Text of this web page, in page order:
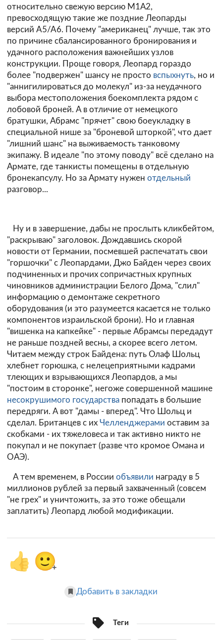
относительно свежую версию М1А2,
превосходящую такие же поздние Леопарды
версий A5/A6. Почему "американец" лучше, так это
по причине сбалансированного бронирования и
удачного расположения важнейших узлов
конструкции. Проще говоря, Леопард гораздо
более "подвержен" шансу не просто вспыхнуть, но и
"аннигилироваться до молекул" из-за неудачного
выбора местоположения боекомплекта рядом с
лобовой броней. А в отличие от немецкого
братушки, Абрамс "прячет" свою боеукладку в
специальной нише за "броневой шторкой", что дает
"лишний шанс" на выживаемость танковому
экипажу. В идеале "по этому поводу" всё сделано на
Армате, где танкисты помещены в отдельную
бронекапсулу. Но за Армату нужен отдельный
разговор...
Ну и в завершение, дабы не прослыть кликбейтом,
"раскрываю" заголовок. Дождавшись скорой
новости от Германии, посмевшей распечатать свои
"горшочки" с Леопардами, Джо Байден через своих
подчиненных и прочих сопричастных крупных
чиновников администрации Белого Дома, "слил"
информацию о демонтаже секретного
оборудования (и это разумеется касается не только
компонентов израильской брони). Но и главная
"вишенка на капкейке" - первые Абрамсы передадут
не раньше поздней весны, а скорее всего летом.
Читаем между строк Байдена: путь Олаф Шольц
хлебнет горюшка, с нелецеприятными кадрами
тлеющих и взрывающихся Леопардов, а мы
"постоим в сторонке", негоже совершенной машине
несокрушимого государства попадать в большие
передряги. А вот "дамы - вперед". Что Шольц и
сделал. Британцев с их Челленджерами оставим за
скобками - их тяжеловеса и так активно никто не
покупал и не покупает (разве что кромое Омана и
ОАЭ).
А тем временем, в России объявили награду в 5
миллионов рублей за первый захваченный (совсем
"не грех" и уничтожить, за это тоже обещали
заплатить) Леопард любой модификации.
👍 🙂+
Добавить в закладки
Теги